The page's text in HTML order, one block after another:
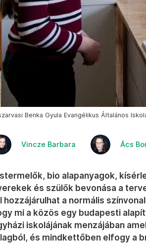
Benka Gyula Evangélikus Általános
Vincze Barbara Ács
bio alapanyagok,
és szülők bevonása a
hozzájárulhat a normális
mi a közös egy budapesti
iskolájának menzájában
és mindkettőben elfogy a